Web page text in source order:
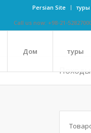
Persian Site туры
Call us now: +98-21-
Дом туры